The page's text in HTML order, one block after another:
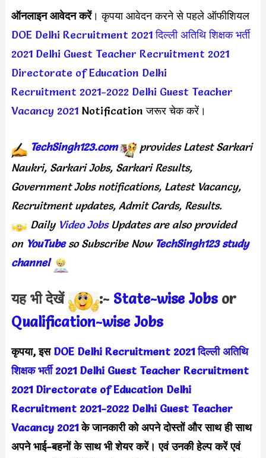
ऑनलाइन आवेदन करें। कृपया आवेदन करने से पहले ऑफीशियल
DOE Delhi Recruitment 2021 दिल्ली अतिथि शिक्षक भर्ती
2021 Delhi Guest Teacher Recruitment 2021
Directorate of Education Delhi
Recruitment 2021-2022 Delhi Guest Teacher
Vacancy 2021Notification जरूर चेक करें।
TechSingh123.com
provides Latest Sarkari
Naukri, Sarkari Jobs, Sarkari Results,
Government Jobs notifications, Latest Vacancy,
Recruitment updates, Admit Cards, Results.
Daily Video JobsUpdates are also provided
on YouTubeso Subscribe Now TechSingh123 study
channel
यह भी देखें :- State-wise Jobs or
Qualification-wise Jobs
कृपया, इस DOE Delhi Recruitment 2021 दिल्ली अतिथि
शिक्षक भर्ती 2021 Delhi Guest Teacher Recruitment
2021 Directorate of Education Delhi
Recruitment 2021-2022 Delhi Guest Teacher
Vacancy 2021के जानकारी को अपने दोस्तों और साथ ही साथ
अपने भाई-बहनों के साथ भी शेयर करें। एवं उनकी हेल्प करें एवं